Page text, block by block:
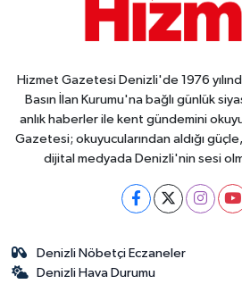
Hizmet Gazetesi Denizli'de 1976
Basın İlan Kurumu'na bağlı günlük
anlık haberler ile kent gündemini
Gazetesi; okuyucularından aldığı
dijital medyada Denizli'nin sesi
Denizli Nöbetçi Eczaneler
Denizli Hava Durumu